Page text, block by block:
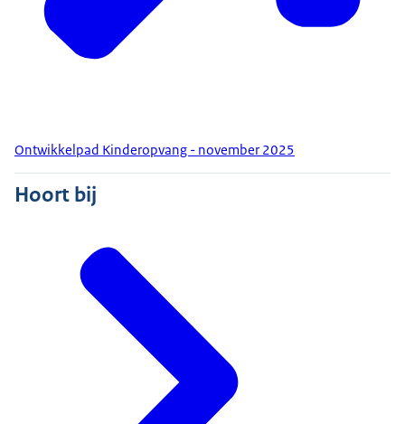
Ontwikkelpad Kinderopvang - november 2025
Hoort bij